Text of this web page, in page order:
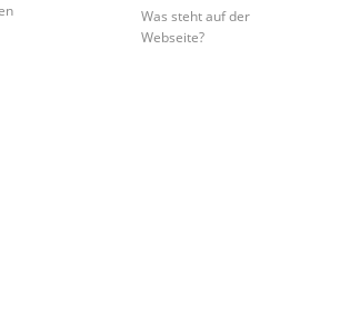
Was steht auf der
Webseite?